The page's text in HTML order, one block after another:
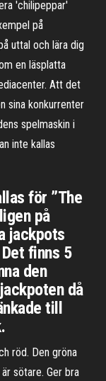
'chilipeppar'
på
uttal och lära dig
en läsplatta
Att det
sina konkurrenter
spelmaskin i
inte kallas
för ”The
på
jackpots
finns 5
den
då
till
röd. Den gröna
sötare. Ger bra